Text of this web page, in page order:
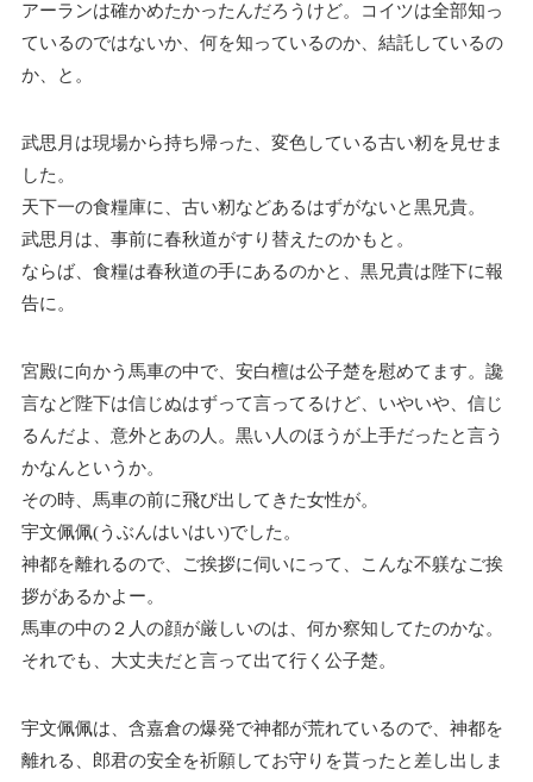
アーランは確かめたかったんだろうけど。コイツは全部知っ
ているのではないか、何を知っているのか、結託しているの
か、と。
武思月は現場から持ち帰った、変色している古い籾を見せま
した。
天下一の食糧庫に、古い籾などあるはずがないと黒兄貴。
武思月は、事前に春秋道がすり替えたのかもと。
ならば、食糧は春秋道の手にあるのかと、黒兄貴は陛下に報
告に。
宮殿に向かう馬車の中で、安白檀は公子楚を慰めてます。讒
言など陛下は信じぬはずって言ってるけど、いやいや、信じ
るんだよ、意外とあの人。黒い人のほうが上手だったと言う
かなんというか。
その時、馬車の前に飛び出してきた女性が。
宇文佩佩(うぶんはいはい)でした。
神都を離れるので、ご挨拶に伺いにって、こんな不躾なご挨
拶があるかよー。
馬車の中の２人の顔が厳しいのは、何か察知してたのかな。
それでも、大丈夫だと言って出て行く公子楚。
宇文佩佩は、含嘉倉の爆発で神都が荒れているので、神都を
離れる、郎君の安全を祈願してお守りを貰ったと差し出しま